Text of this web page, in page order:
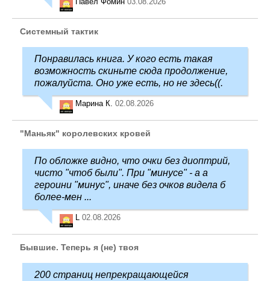
Системный тактик
Понравилась книга. У кого есть такая
возможность скиньте сюда продолжение,
пожалуйста. Оно уже есть, но не здесь((.
Марина К. 02.08.2026
"Маньяк" королевских кровей
По обложке видно, что очки без диоптрий,
чисто "чтоб были". При "минусе" - а а
героини "минус", иначе без очков видела б
более-мен ...
L 02.08.2026
Бывшие. Теперь я (не) твоя
200 страниц непрекращающейся